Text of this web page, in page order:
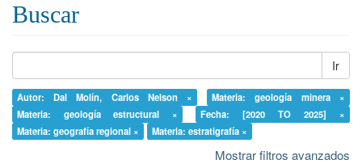
Buscar
Ir
Autor: Dal Molín, Carlos Nelson ×
Materia: geología minera ×
Materia: geología estructural ×
Fecha: [2020 TO 2025] ×
Materia: geografía regional ×
Materia: estratigrafía ×
Mostrar filtros avanzados